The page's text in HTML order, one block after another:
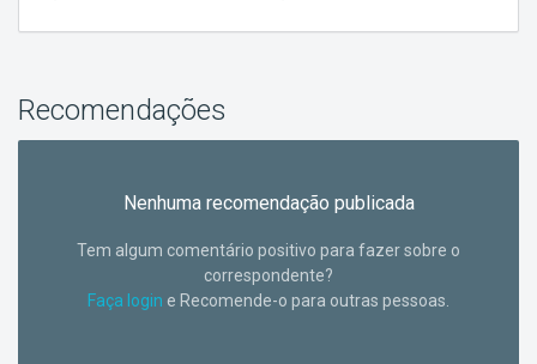
Recomendações
Nenhuma recomendação publicada
Tem algum comentário positivo para fazer sobre o
correspondente?
Faça login e Recomende-o para outras pessoas.